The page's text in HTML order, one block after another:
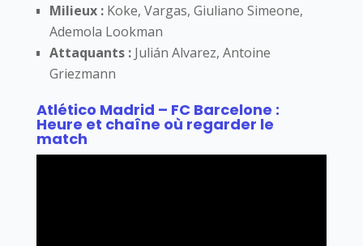
Milieux :Koke, Vargas, Giuliano Simeone,
Ademola Lookman
Attaquants : Julián Alvarez, Antoine
Griezmann
Atlético Madrid – FC Barcelone :
Heure et chaîne où regarder le
match